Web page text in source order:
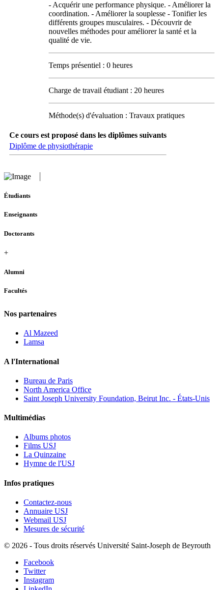
- Acquérir une performance physique. - Améliorer la
coordination. - Améliorer la souplesse - Tonifier les
différents groupes musculaires. - Découvrir de
nouvelles méthodes pour améliorer la santé et la
qualité de vie.
Temps présentiel : 0 heures
Charge de travail étudiant : 20 heures
Méthode(s) d'évaluation : Travaux pratiques
Ce cours est proposé dans les diplômes suivants
Diplôme de physiothérapie
Étudiants
Enseignants
Doctorants
+
Alumni
Facultés
Nos partenaires
Al Mazeed
Lamsa
A l'International
Bureau de Paris
North America Office
Saint Joseph University Foundation, Beirut Inc. - États-Unis
Multimédias
Albums photos
Films USJ
La Quinzaine
Hymne de l'USJ
Infos pratiques
Contactez-nous
Annuaire USJ
Webmail USJ
Mesures de sécurité
© 2026 - Tous droits réservés Université Saint-Joseph de Beyrouth
Facebook
Twitter
Instagram